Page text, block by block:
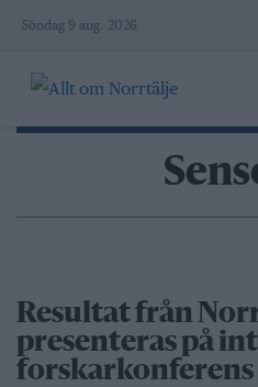
Skip
content
Söndag 9 aug. 2026
Resultat från
presenteras på
forskarkonferens